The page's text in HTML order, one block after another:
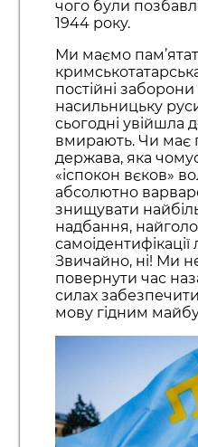
чого були
1944 року.
Ми маємо
постійні
насильницьку
сьогодні увійшла
вмирають. Чи має
держава, яка
«іспокон вєков»
абсолютно
знищувати
надбання,
Звичайно, ні! Ми
повернути час
силах
мову гідним